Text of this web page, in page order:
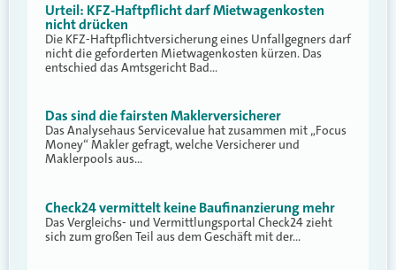
Urteil: KFZ-Haftpflicht darf Mietwagenkosten
nicht drücken
Die KFZ-Haftpflichtversicherung eines Unfallgegners darf
nicht die geforderten Mietwagenkosten kürzen. Das
entschied das Amtsgericht Bad…
Das sind die fairsten Maklerversicherer
Das Analysehaus Servicevalue hat zusammen mit „Focus
Money“ Makler gefragt, welche Versicherer und
Maklerpools aus…
Check24 vermittelt keine Baufinanzierung mehr
Das Vergleichs- und Vermittlungsportal Check24 zieht
sich zum großen Teil aus dem Geschäft mit der…